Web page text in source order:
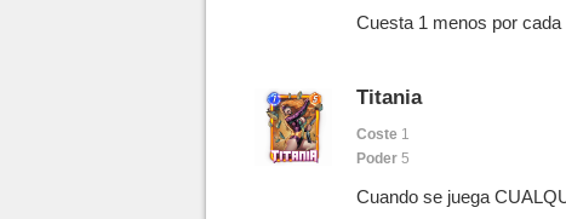
Cuesta 1 menos por cada
Titania
Coste 1
Poder5
Cuando se juega